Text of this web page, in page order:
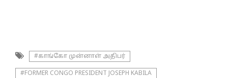
#காங்கோ முன்னாள் அதிபர்
#FORMER CONGO PRESIDENT JOSEPH KABILA